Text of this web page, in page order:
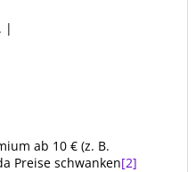
. |
ab 10 € (z. B.
Preise schwanken[2]